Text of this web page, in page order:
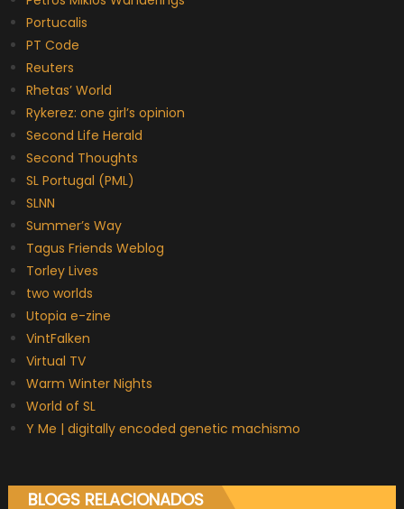
Portucalis
PT Code
Reuters
Rhetas’ World
Rykerez: one girl’s opinion
Second Life Herald
Second Thoughts
SL Portugal (PML)
SLNN
Summer’s Way
Tagus Friends Weblog
Torley Lives
two worlds
Utopia e-zine
VintFalken
Virtual TV
Warm Winter Nights
World of SL
Y Me | digitally encoded genetic machismo
BLOGS RELACIONADOS